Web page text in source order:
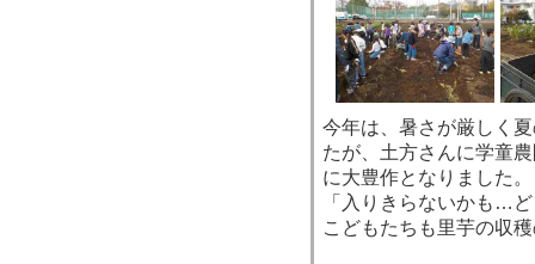
今年は、暑さが厳しく
たが、土方さんに学童
に大豊作となりました。
「入りきらないかも…
こどもたちも里芋の収